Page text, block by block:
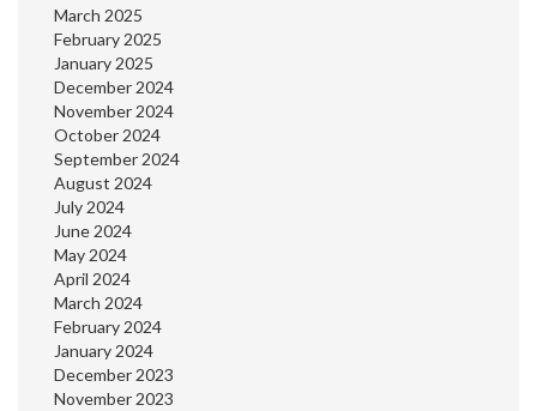
March 2025
February 2025
January 2025
December 2024
November 2024
October 2024
September 2024
August 2024
July 2024
June 2024
May 2024
April 2024
March 2024
February 2024
January 2024
December 2023
November 2023